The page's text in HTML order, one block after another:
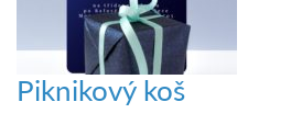
Piknikový koš